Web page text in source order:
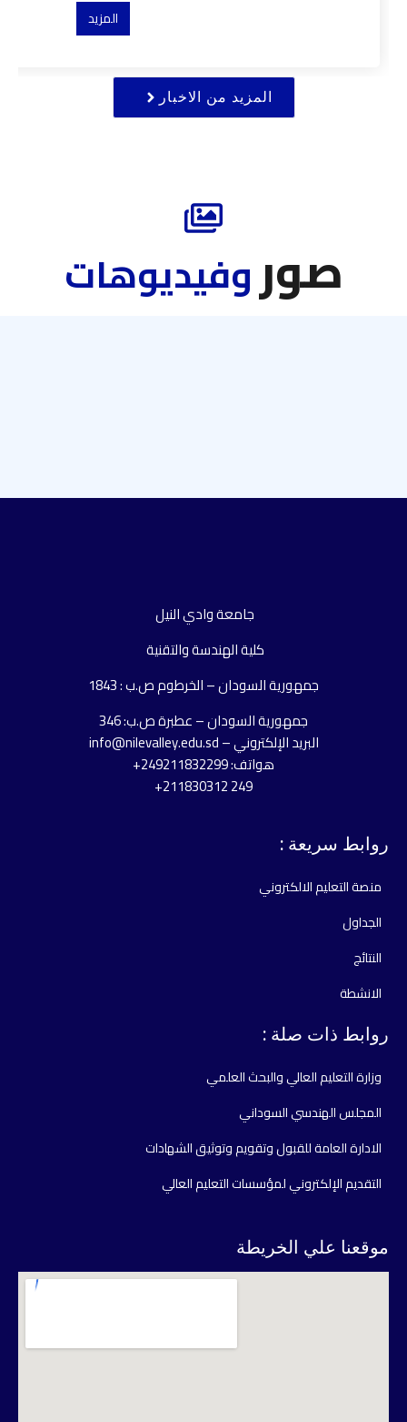
المزيد
المزيد من الاخبار
صوروفيديوهات
جامعة وادي النيل
كلية الهندسة والتقنية
جمهورية السودان – الخرطوم ص.ب : 1843
جمهورية السودان – عطبرة ص.ب: 346
البريد الإلكتروني – info@nilevalley.edu.sd
هواتف: 249211832299+
249 211830312+
روابط سريعة :
منصة التعليم الالكتروني
الجداول
النتائج
الانشطة
روابط ذات صلة :
وزارة التعليم العالي والبحث العلمي
المجلس الهندسي السوداني
الادارة العامة للقبول وتقويم وتوثيق الشهادات
التقديم الإلكتروني لمؤسسات التعليم العالي
موقعنا علي الخريطة